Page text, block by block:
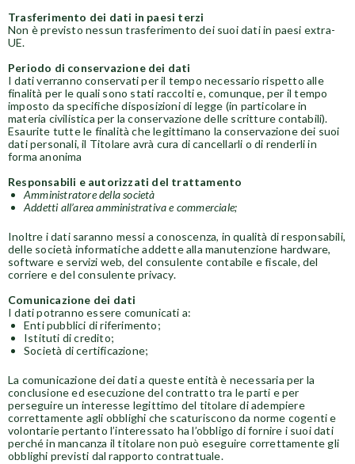
Trasferimento dei dati in paesi terzi
Non è previsto nessun trasferimento dei suoi dati in paesi extra-
UE.
Periodo di conservazione dei dati
I dati verranno conservati per il tempo necessario rispetto alle
finalità per le quali sono stati raccolti e, comunque, per il tempo
imposto da specifiche disposizioni di legge (in particolare in
materia civilistica per la conservazione delle scritture contabili).
Esaurite tutte le finalità che legittimano la conservazione dei suoi
dati personali, il Titolare avrà cura di cancellarli o di renderli in
forma anonima
Responsabili e autorizzati del trattamento
Amministratore della società
Addetti all’area amministrativa e commerciale;
Inoltre i dati saranno messi a conoscenza, in qualità di responsabili,
delle società informatiche addette alla manutenzione hardware,
software e servizi web, del consulente contabile e fiscale, del
corriere e del consulente privacy.
Comunicazione dei dati
I dati potranno essere comunicati a:
Enti pubblici di riferimento;
Istituti di credito;
Società di certificazione;
La comunicazione dei dati a queste entità è necessaria per la
conclusione ed esecuzione del contratto tra le parti e per
perseguire un interesse legittimo del titolare di adempiere
correttamente agli obblighi che scaturiscono da norme cogenti e
volontarie pertanto l’interessato ha l’obbligo di fornire i suoi dati
perché in mancanza il titolare non può eseguire correttamente gli
obblighi previsti dal rapporto contrattuale.